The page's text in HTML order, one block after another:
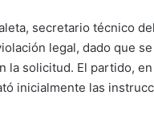
secretario técnico
legal, dado que
la solicitud. El partido,
inicialmente las